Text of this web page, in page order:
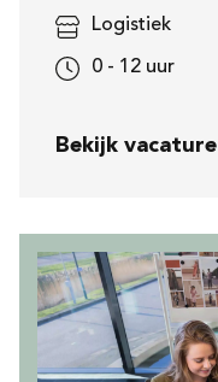
Logistiek
0 - 12 uur
Bekijk vacature